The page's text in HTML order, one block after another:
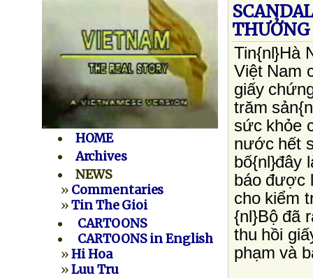
HOME
Archives
NEWS
» Commentaries
»Tin The Gioi
CARTOONS
CARTOONS in English
»Hi Hoa
»Luu Tru
THƯỞNG
Tin{nl}Hà
Việt Nam
giấy
trăm
sức khỏe
nước hết
bố{nl}đây
báo được
cho kiểm
{nl}Bộ đã
thu hồi
phạm và